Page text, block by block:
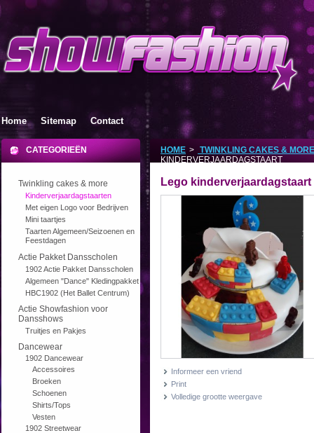
Home Sitemap Contact
CATEGORIEËN
Twinkling cakes & more
Kinderverjaardagstaarten
Met eigen Logo voor Bedrijven
Mini taartjes
Taarten Algemeen/Seizoenen en
Feestdagen
Actie Pakket Dansscholen
1902 Actie Pakket Dansscholen
Algemeen "Dance" Kledingpakket
HBC1902 (Het Ballet Centrum)
Actie Showfashion voor
Dansshows
Truitjes en Pakjes
Dancewear
1902 Dancewear
Accessoires
Broeken
Schoenen
Shirts/Tops
Vesten
1902 Streetwear
HOME > TWINKLING CAKES & MORE
KINDERVERJAARDAGSTAART
Lego kinderverjaardagstaart
Informeer een vriend
Print
Volledige grootte weergave